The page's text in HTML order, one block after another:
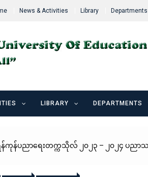
News & Activities Library Departments
LIBRARY DEPARTMENTS
ကုန်ပညာရေးတက္ကသိုလ် ၂၀၂၃ – ၂၀၂၄ ပညာ